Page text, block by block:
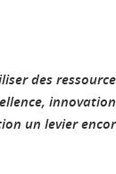
des
un levier